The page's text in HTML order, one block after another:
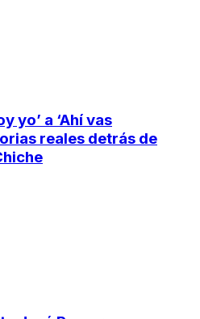
yo’ a ‘Ahí vas
reales detrás de